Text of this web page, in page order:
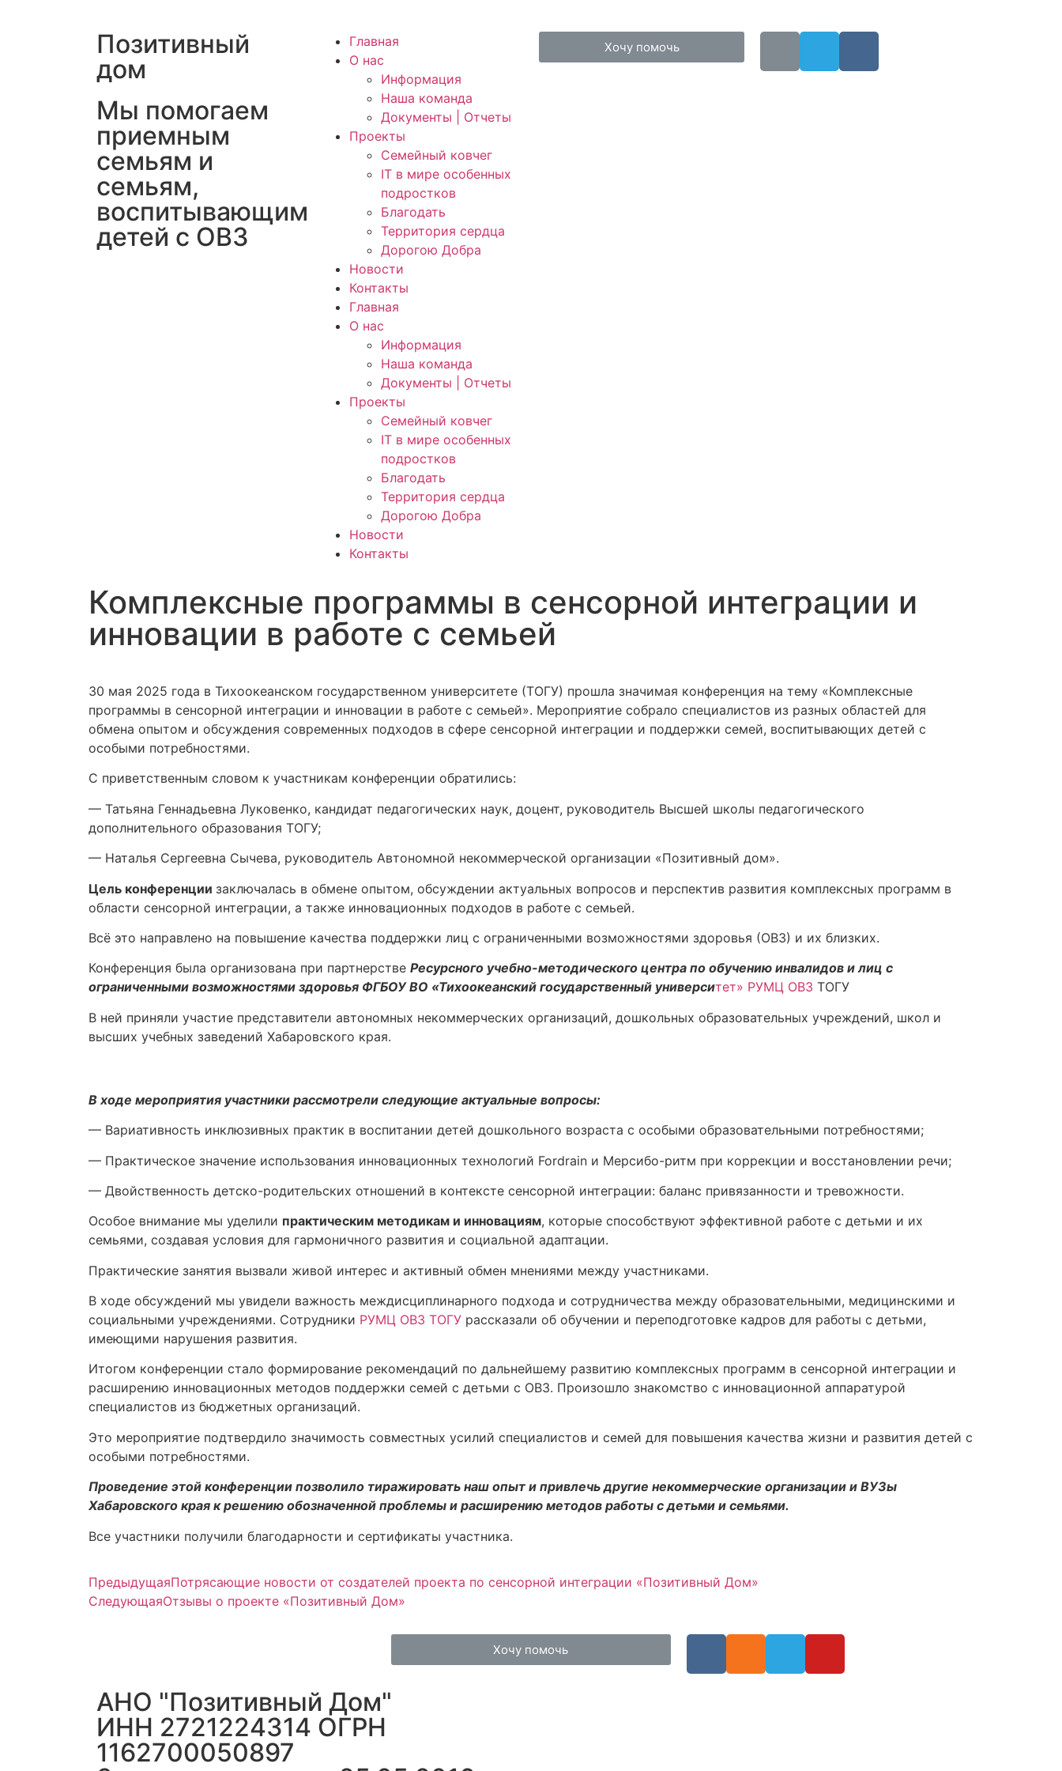
Позитивный
дом
Мы помогаем
приемным
семьям и
семьям,
воспитывающим
детей с ОВЗ
Главная
О нас
Информация
Наша команда
Документы | Отчеты
Проекты
Семейный ковчег
IT в мире особенных
подростков
Благодать
Территория сердца
Дорогою Добра
Новости
Контакты
Главная
О нас
Информация
Наша команда
Документы | Отчеты
Проекты
Семейный ковчег
IT в мире особенных
подростков
Благодать
Территория сердца
Дорогою Добра
Новости
Контакты
Хочу помочь
Комплексные программы в сенсорной интеграции и
инновации в работе с семьей
30 мая 2025 года в Тихоокеанском государственном университете (ТОГУ) прошла значимая конференция на тему «Комплексные
программы в сенсорной интеграции и инновации в работе с семьей». Мероприятие собрало специалистов из разных областей для
обмена опытом и обсуждения современных подходов в сфере сенсорной интеграции и поддержки семей, воспитывающих детей с
особыми потребностями.
С приветственным словом к участникам конференции обратились:
— Татьяна Геннадьевна Луковенко, кандидат педагогических наук, доцент, руководитель Высшей школы педагогического
дополнительного образования ТОГУ;
— Наталья Сергеевна Сычева, руководитель Автономной некоммерческой организации «Позитивный дом».
Цель конференции заключалась в обмене опытом, обсуждении актуальных вопросов и перспектив развития комплексных программ в
области сенсорной интеграции, а также инновационных подходов в работе с семьей.
Всё это направлено на повышение качества поддержки лиц с ограниченными возможностями здоровья (ОВЗ) и их близких.
Конференция была организована при партнерстве Ресурсного учебно-методического центра по обучению инвалидов и лиц с
ограниченными возможностями здоровья ФГБОУ ВО «Тихоокеанский государственный университет» РУМЦ ОВЗ ТОГУ
В ней приняли участие представители автономных некоммерческих организаций, дошкольных образовательных учреждений, школ и
высших учебных заведений Хабаровского края.
В ходе мероприятия участники рассмотрели следующие актуальные вопросы:
— Вариативность инклюзивных практик в воспитании детей дошкольного возраста с особыми образовательными потребностями;
— Практическое значение использования инновационных технологий Fordrain и Мерсибо-ритм при коррекции и восстановлении речи;
— Двойственность детско-родительских отношений в контексте сенсорной интеграции: баланс привязанности и тревожности.
Особое внимание мы уделили практическим методикам и инновациям, которые способствуют эффективной работе с детьми и их
семьями, создавая условия для гармоничного развития и социальной адаптации.
Практические занятия вызвали живой интерес и активный обмен мнениями между участниками.
В ходе обсуждений мы увидели важность междисциплинарного подхода и сотрудничества между образовательными, медицинскими и
социальными учреждениями. Сотрудники РУМЦ ОВЗ ТОГУ рассказали об обучении и переподготовке кадров для работы с детьми,
имеющими нарушения развития.
Итогом конференции стало формирование рекомендаций по дальнейшему развитию комплексных программ в сенсорной интеграции и
расширению инновационных методов поддержки семей с детьми с ОВЗ. Произошло знакомство с инновационной аппаратурой
специалистов из бюджетных организаций.
Это мероприятие подтвердило значимость совместных усилий специалистов и семей для повышения качества жизни и развития детей с
особыми потребностями.
Проведение этой конференции позволило тиражировать наш опыт и привлечь другие некоммерческие организации и ВУЗы
Хабаровского края к решению обозначенной проблемы и расширению методов работы с детьми и семьями.
Все участники получили благодарности и сертификаты участника.
ПредыдущаяПотрясающие новости от создателей проекта по сенсорной интеграции «Позитивный Дом»
СледующаяОтзывы о проекте «Позитивный Дом»
Хочу помочь
АНО "Позитивный Дом"
ИНН 2721224314 ОГРН
1162700050897